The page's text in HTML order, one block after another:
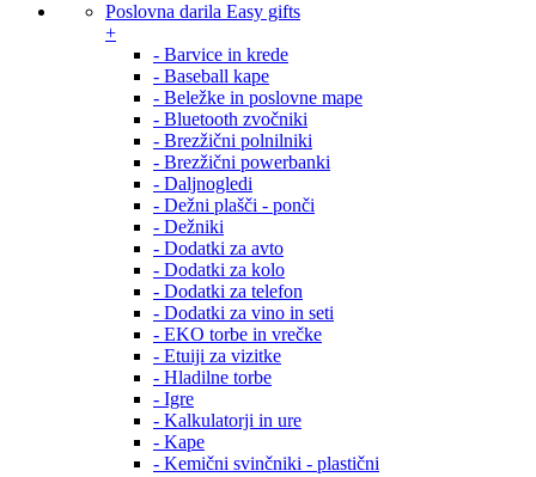
Poslovna darila Easy gifts
+
- Barvice in krede
- Baseball kape
- Beležke in poslovne mape
- Bluetooth zvočniki
- Brezžični polnilniki
- Brezžični powerbanki
- Daljnogledi
- Dežni plašči - ponči
- Dežniki
- Dodatki za avto
- Dodatki za kolo
- Dodatki za telefon
- Dodatki za vino in seti
- EKO torbe in vrečke
- Etuiji za vizitke
- Hladilne torbe
- Igre
- Kalkulatorji in ure
- Kape
- Kemični svinčniki - plastični